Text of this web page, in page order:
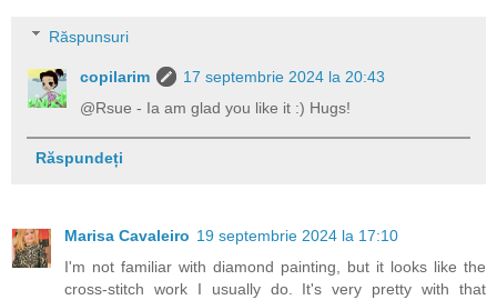
Răspunsuri
copilarim
17 septembrie 2024 la 20:43
@Rsue - Ia am glad you like it :) Hugs!
Răspundeți
Marisa Cavaleiro 19 septembrie 2024 la 17:10
I'm not familiar with diamond painting, but it looks like the
cross-stitch work I usually do. It's very pretty with that